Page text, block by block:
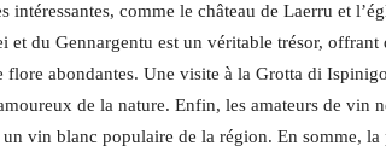
comme le château de Laerru et
et du Gennargentu est un véritable trésor, offrant
flore abondantes. Une visite à la Grotta di
de la nature. Enfin, les amateurs de vin
vin blanc populaire de la région. En somme,